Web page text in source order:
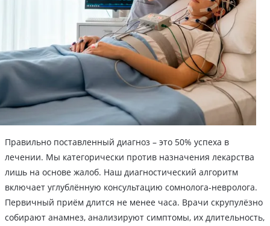
Правильно поставленный диагноз – это 50% успеха в
лечении. Мы категорически против назначения лекарства
лишь на основе жалоб. Наш диагностический алгоритм
включает углублённую консультацию сомнолога-невролога.
Первичный приём длится не менее часа. Врачи скрупулёзно
собирают анамнез, анализируют симптомы, их длительность,